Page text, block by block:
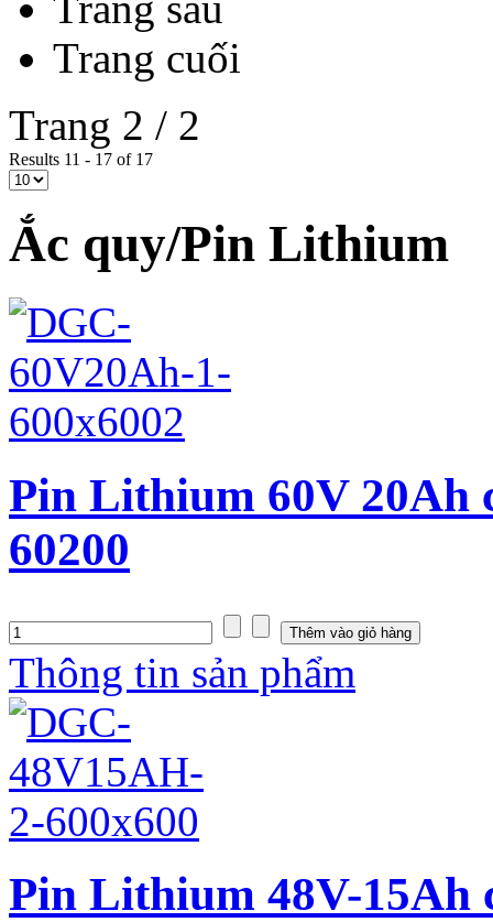
Trang cuối
Trang 2 / 2
Results 11 - 17 of 17
Ắc quy/Pin Lithium
Pin Lithium 60V 20Ah
60200
Thông tin sản phẩm
Pin Lithium 48V-15Ah